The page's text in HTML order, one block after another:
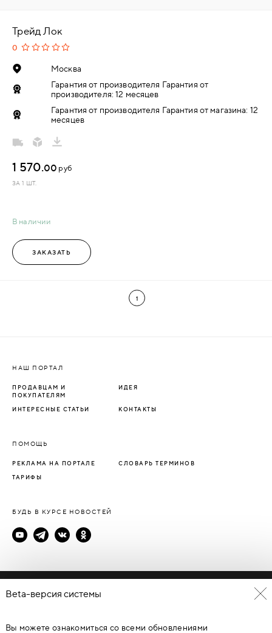
Трейд Лок
0
Москва
Гарантия от производителя Гарантия от
производителя: 12 месяцев
Гарантия от производителя Гарантия от магазина: 12
месяцев
В наличии
1 570.00 руб
ЗА 1 ШТ.
ЗАКАЗАТЬ
1
НАШ ПОРТАЛ
ПРОДАВЦАМ И
ПОКУПАТЕЛЯМ
ИДЕЯ
ИНТЕРЕСНЫЕ СТАТЬИ КОНТАКТЫ
ПОМОЩЬ
РЕКЛАМА НА ПОРТАЛЕ СЛОВАРЬ ТЕРМИНОВ
ТАРИФЫ
БУДЬ В КУРСЕ НОВОСТЕЙ
Политика конфиденциальности
© Каталог дверей - DverProf, 2021-2026Материалы сайта
Beta-версия системы
Вы можете ознакомиться со всеми обновлениями